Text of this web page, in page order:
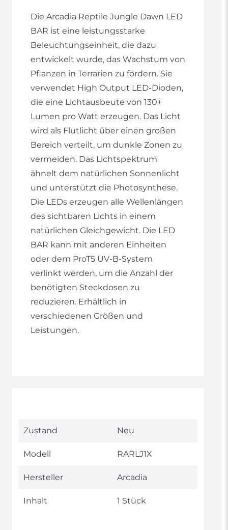
Die Arcadia Reptile Jungle Dawn LED
BAR ist eine leistungsstarke
Beleuchtungseinheit, die dazu
entwickelt wurde, das Wachstum von
Pflanzen in Terrarien zu fördern. Sie
verwendet High Output LED-Dioden,
die eine Lichtausbeute von 130+
Lumen pro Watt erzeugen. Das Licht
wird als Flutlicht über einen großen
Bereich verteilt, um dunkle Zonen zu
vermeiden. Das Lichtspektrum
ähnelt dem natürlichen Sonnenlicht
und unterstützt die Photosynthese.
Die LEDs erzeugen alle Wellenlängen
des sichtbaren Lichts in einem
natürlichen Gleichgewicht. Die LED
BAR kann mit anderen Einheiten
oder dem ProT5 UV-B-System
verlinkt werden, um die Anzahl der
benötigten Steckdosen zu
reduzieren. Erhältlich in
verschiedenen Größen und
Leistungen.
Technisches
Wert
Zustand Neu
Modell RARLJ1X
Hersteller Arcadia
Inhalt 1 Stück